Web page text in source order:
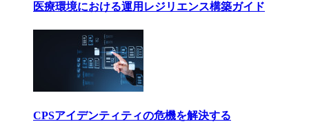
医療環境における運用レジリエンス構築ガイド
CPSアイデンティティの危機を解決する